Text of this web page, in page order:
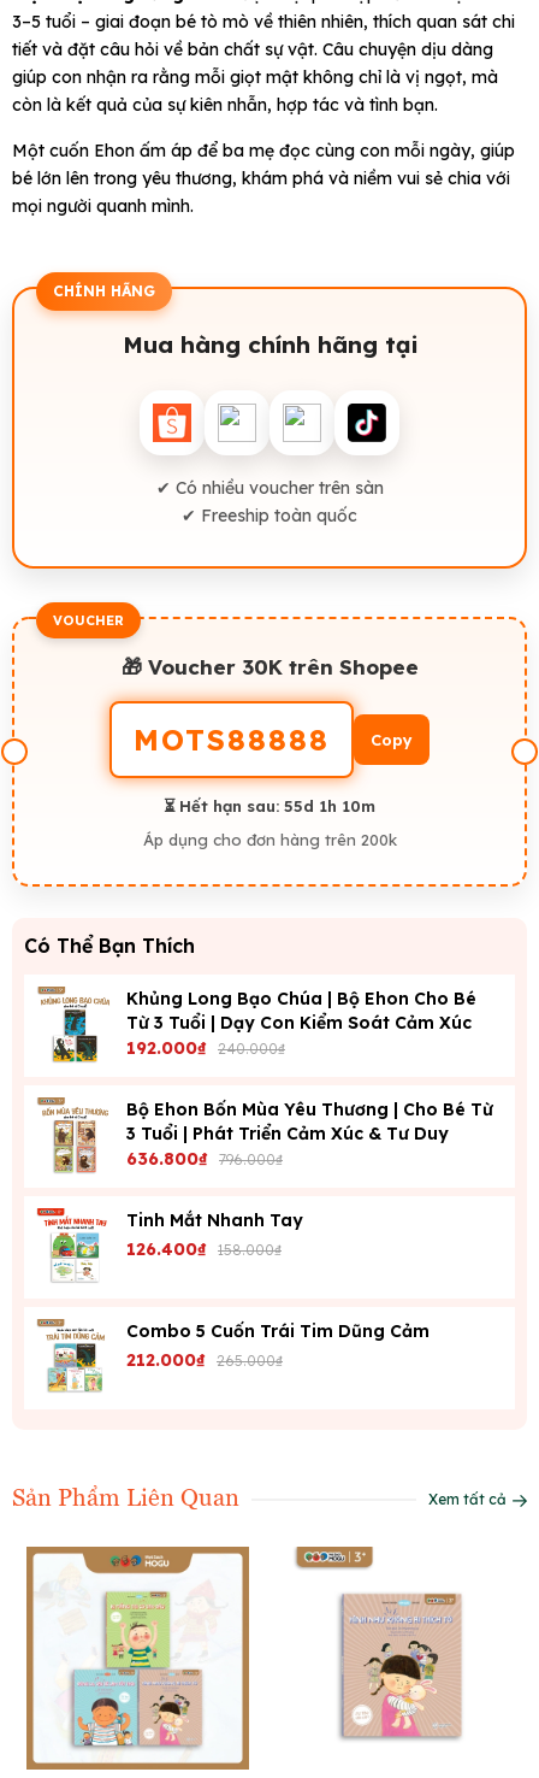
3–5 tuổi – giai đoạn bé tò mò về thiên nhiên, thích quan sát chi
tiết và đặt câu hỏi về bản chất sự vật. Câu chuyện dịu dàng
giúp con nhận ra rằng mỗi giọt mật không chỉ là vị ngọt, mà
còn là kết quả của sự kiên nhẫn, hợp tác và tình bạn.
Một cuốn Ehon ấm áp để ba mẹ đọc cùng con mỗi ngày, giúp
bé lớn lên trong yêu thương, khám phá và niềm vui sẻ chia với
mọi người quanh mình.
CHÍNH HÃNG
Mua hàng chính hãng tại
✔ Có nhiều voucher trên sàn
✔ Freeship toàn quốc
VOUCHER
🎁 Voucher 30K trên Shopee
MOTS88888 Copy
⏳ Hết hạn sau: 55d 1h 10m
Áp dụng cho đơn hàng trên 200k
Có Thể Bạn Thích
Khủng Long Bạo Chúa | Bộ Ehon Cho Bé
Từ 3 Tuổi | Dạy Con Kiểm Soát Cảm Xúc
192.000₫ 240.000₫
Bộ Ehon Bốn Mùa Yêu Thương | Cho Bé Từ
3 Tuổi | Phát Triển Cảm Xúc & Tư Duy
636.800₫ 796.000₫
Tinh Mắt Nhanh Tay
126.400₫ 158.000₫
Combo 5 Cuốn Trái Tim Dũng Cảm
212.000₫ 265.000₫
Sản Phẩm Liên Quan Xem tất cả